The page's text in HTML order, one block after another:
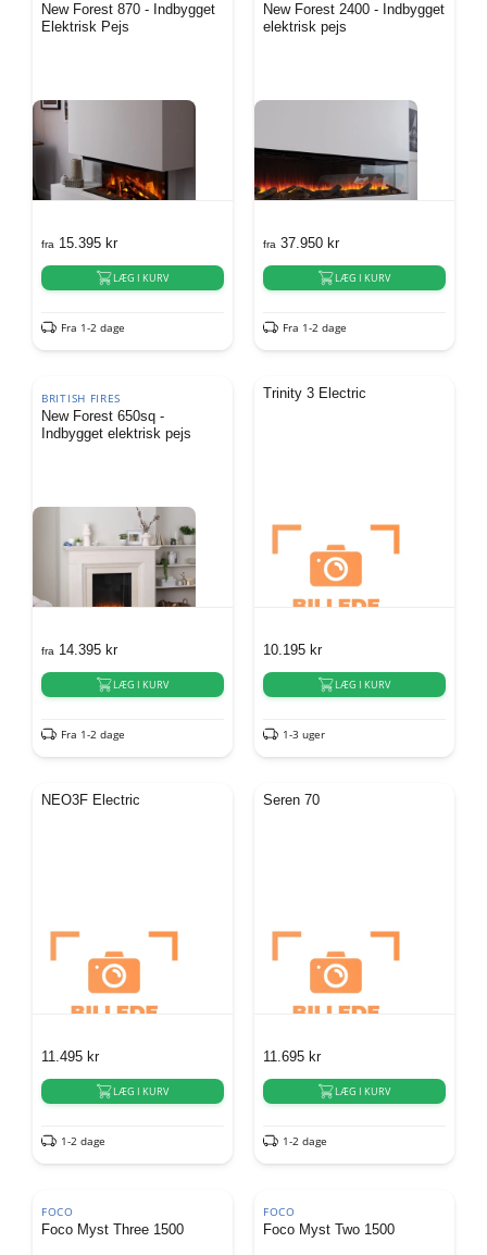
New Forest 870 - Indbygget
Elektrisk Pejs
fra 15.395 kr
LÆG I KURV
Fra 1-2 dage
New Forest 2400 - Indbygget
elektrisk pejs
fra 37.950 kr
LÆG I KURV
Fra 1-2 dage
BRITISH FIRES
New Forest 650sq -
Indbygget elektrisk pejs
fra 14.395 kr
LÆG I KURV
Fra 1-2 dage
Trinity 3 Electric
10.195 kr
LÆG I KURV
1-3 uger
NEO3F Electric
11.495 kr
LÆG I KURV
1-2 dage
Seren 70
11.695 kr
LÆG I KURV
1-2 dage
FOCO
Foco Myst Three 1500
FOCO
Foco Myst Two 1500